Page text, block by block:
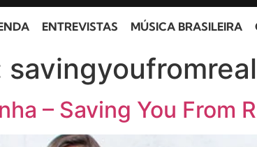
ENTREVISTAS MÚSICA BRASILEIRA
– Saving You From